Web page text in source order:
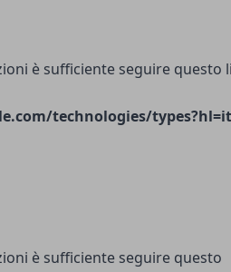
è sufficiente seguire questo
technologies/types?hl=it
è sufficiente seguire questo